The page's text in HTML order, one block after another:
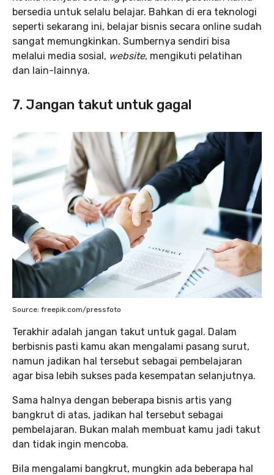
bersedia untuk selalu belajar. Bahkan di era teknologi
seperti sekarang ini, belajar bisnis secara online sudah
sangat memungkinkan. Sumbernya sendiri bisa
melalui media sosial, website, mengikuti pelatihan
dan lain-lainnya.
7. Jangan takut untuk gagal
Source: freepik.com/pressfoto
Terakhir adalah jangan takut untuk gagal. Dalam
berbisnis pasti kamu akan mengalami pasang surut,
namun jadikan hal tersebut sebagai pembelajaran
agar bisa lebih sukses pada kesempatan selanjutnya.
Sama halnya dengan beberapa bisnis artis yang
bangkrut di atas, jadikan hal tersebut sebagai
pembelajaran. Bukan malah membuat kamu jadi takut
dan tidak ingin mencoba.
Bila mengalami bangkrut, mungkin ada beberapa hal